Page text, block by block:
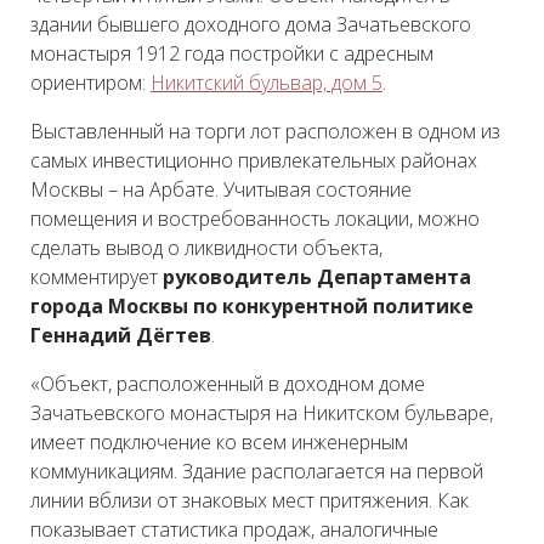
здании бывшего доходного дома Зачатьевского
монастыря 1912 года постройки с адресным
ориентиром: Никитский бульвар, дом 5.
Выставленный на торги лот расположен в одном из
самых инвестиционно привлекательных районах
Москвы – на Арбате. Учитывая состояние
помещения и востребованность локации, можно
сделать вывод о ликвидности объекта,
комментирует руководитель Департамента
города Москвы по конкурентной политике
Геннадий Дёгтев.
«Объект, расположенный в доходном доме
Зачатьевского монастыря на Никитском бульваре,
имеет подключение ко всем инженерным
коммуникациям. Здание располагается на первой
линии вблизи от знаковых мест притяжения. Как
показывает статистика продаж, аналогичные